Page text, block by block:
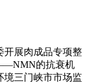
展肉成品专项整
的抗衰机
境三门峡市市场监